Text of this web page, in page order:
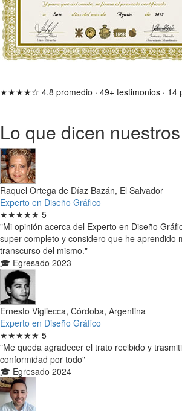
★★★★☆ 4.8 promedio · 49+ testimonios · 14
Lo que dicen
Raquel Ortega de Díaz Bazán, El Salvador
Experto en Diseño Gráfico
★★★★★ 5
"Mi opinión acerca del Experto en Diseño
super completo y considero que he aprendido
transcurso del mismo."
🎓 Egresado 2023
Ernesto Vigliecca, Córdoba, Argentina
Experto en Diseño Gráfico
★★★★★ 5
"Me queda agradecer el trato recibido y
conformidad por todo"
🎓 Egresado 2024